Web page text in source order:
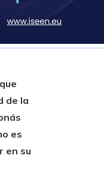
de la
es
en su